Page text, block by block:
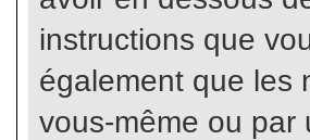
instructions que
également que les
vous-même ou par